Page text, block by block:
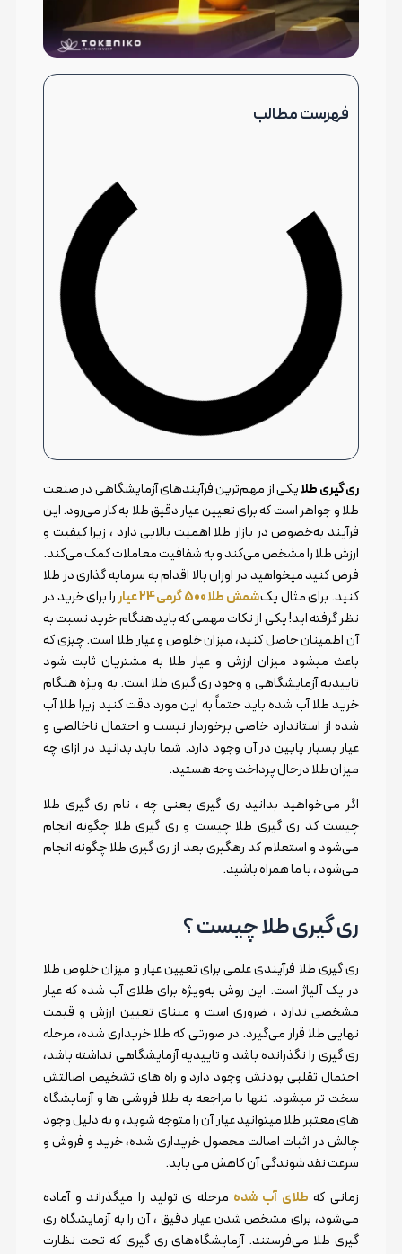
فهرست مطالب
ری گیری طلایکی از مهم‌ترین فرآیندهای آزمایشگاهی در صنعت
طلا و جواهر است که برای تعیین عیار دقیق طلا به کار می‌رود. این
فرآیند به‌خصوص در بازار طلا اهمیت بالایی دارد ، زیرا کیفیت و
ارزش طلا را مشخص می‌کند و به شفافیت معاملات کمک می‌کند.
فرض کنید میخواهید در اوزان بالا اقدام به سرمایه گذاری در طلا
کنید. برای مثال یکشمش طلا 500 گرمی 24 عیار
را برای خرید در
نظر گرفته اید! یکی از نکات مهمی که باید هنگام خرید نسبت به
آن اطمینان حاصل کنید، میزان خلوص و عیار طلا است. چیزی که
باعث میشود میزان ارزش و عیار طلا به مشتریان ثابت شود
تاییدیه آزمایشگاهی و وجود ری گیری طلا است. به ویژه هنگام
خرید طلا آب شده باید حتماً به این مورد دقت کنید زیرا طلا آب
شده از استاندارد خاصی برخوردار نیست و احتمال ناخالصی و
عیار بسیار پایین در آن وجود دارد. شما باید بدانید در ازای چه
میزان طلا درحال پرداخت وجه هستید.
اگر می‌خواهید بدانید ری گیری یعنی چه ، نام ری گیری طلا
چیست کد ری گیری طلا چیست و ری گیری طلا چگونه انجام
می‌شود و استعلام کد رهگیری بعد از ری گیری طلا چگونه انجام
می‌شود ، با ما همراه باشید.
ری گیری طلا چیست ؟
ری گیری طلا فرآیندی علمی برای تعیین عیار و میزان خلوص طلا
در یک آلیاژ است. این روش به‌ویژه برای طلای آب شده که عیار
مشخصی ندارد ، ضروری است و مبنای تعیین ارزش و قیمت
نهایی طلا قرار می‌گیرد. در صورتی که طلا خریداری شده، مرحله
ری گیری را نگذرانده باشد و تاییدیه آزمایشگاهی نداشته باشد،
احتمال تقلبی بودنش وجود دارد و راه های تشخیص اصالتش
سخت تر میشود. تنها با مراجعه به طلا فروشی ها و آزمایشگاه
های معتبر طلا میتوانید عیار آن را متوجه شوید، و به دلیل وجود
چالش در اثبات اصالت محصول خریداری شده، خرید و فروش و
سرعت نقد شوندگی آن کاهش می یابد.
زمانی که طلای آب شده مرحله ی تولید را میگذراند و آماده
می‌شود، برای مشخص شدن عیار دقیق ، آن را به آزمایشگاه ری
گیری طلا می‌فرستند. آزمایشگاه‌های ری گیری که تحت نظارت